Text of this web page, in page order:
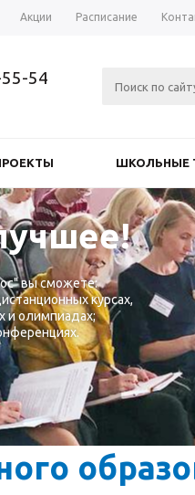
Акции Расписание
54
ШКОЛЬНЫЕ
вы сможете:
курсах,
и олимпиадах;